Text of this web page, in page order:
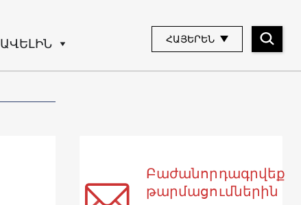
ԱՎԵԼԻՆ ՀԱՅԵՐԵՆ
Բաժանորդագրվեք
թարմացումներին